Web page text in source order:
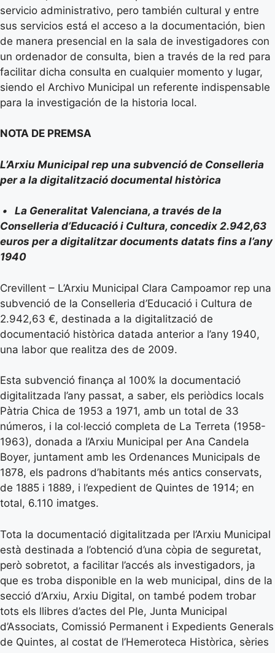
servicio administrativo, pero también cultural y entre
sus servicios está el acceso a la documentación, bien
de manera presencial en la sala de investigadores con
un ordenador de consulta, bien a través de la red para
facilitar dicha consulta en cualquier momento y lugar,
siendo el Archivo Municipal un referente indispensable
para la investigación de la historia local.
NOTA DE PREMSA
L’Arxiu Municipal rep una subvenció de Conselleria
per a la digitalització documental històrica
• La Generalitat Valenciana, a través de la
Conselleria d’Educació i Cultura, concedix 2.942,63
euros per a digitalitzar documents datats fins a l’any
1940
Crevillent – L’Arxiu Municipal Clara Campoamor rep una
subvenció de la Conselleria d’Educació i Cultura de
2.942,63 €, destinada a la digitalització de
documentació històrica datada anterior a l’any 1940,
una labor que realitza des de 2009.
Esta subvenció finança al 100% la documentació
digitalitzada l’any passat, a saber, els periòdics locals
Pàtria Chica de 1953 a 1971, amb un total de 33
números, i la col·lecció completa de La Terreta (1958-
1963), donada a l’Arxiu Municipal per Ana Candela
Boyer, juntament amb les Ordenances Municipals de
1878, els padrons d’habitants més antics conservats,
de 1885 i 1889, i l’expedient de Quintes de 1914; en
total, 6.110 imatges.
Tota la documentació digitalitzada per l’Arxiu Municipal
està destinada a l’obtenció d’una còpia de seguretat,
però sobretot, a facilitar l’accés als investigadors, ja
que es troba disponible en la web municipal, dins de la
secció d’Arxiu, Arxiu Digital, on també podem trobar
tots els llibres d’actes del Ple, Junta Municipal
d’Associats, Comissió Permanent i Expedients Generals
de Quintes, al costat de l’Hemeroteca Històrica, sèries